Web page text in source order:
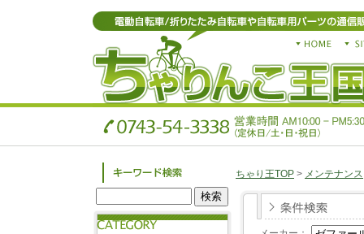
ちゃり王TOP > メンテナンス